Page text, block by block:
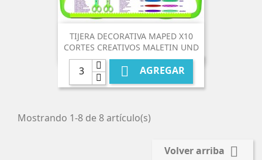
TIJERA DECORATIVA MAPED X10
CORTES CREATIVOS MALETIN UND
 AGREGAR
Mostrando 1-8 de 8 artículo(s)
Volver arriba 